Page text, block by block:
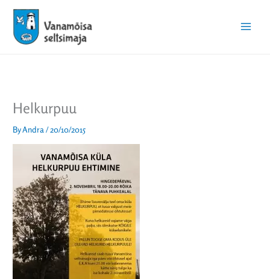
content
Menu
Helkurpuu
ByAndra/20/10/2015